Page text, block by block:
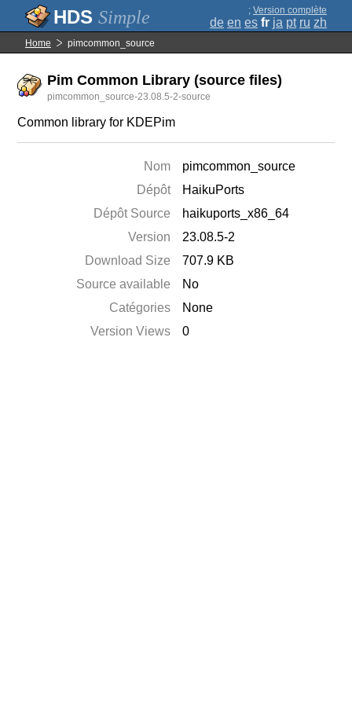
Simple ; Version complète
de en es fr ja pt ru zh
Home pimcommon_source
Pim Common Library (source files)
pimcommon_source-23.08.5-2-source
Common library for KDEPim
Nom
pimcommon_source
Dépôt
HaikuPorts
Dépôt Source
haikuports_x86_64
Version
23.08.5-2
Download Size
707.9 KB
Source available
No
Catégories
None
Version Views
0